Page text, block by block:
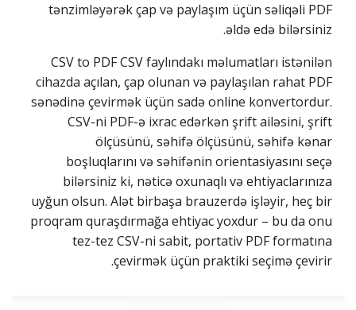
tənzimləyərək çap və paylaşım üçün səliqəli PDF
əldə edə bilərsiniz.
CSV to PDF CSV faylındakı məlumatları istənilən
cihazda açılan, çap olunan və paylaşılan rahat PDF
sənədinə çevirmək üçün sadə online konvertordur.
CSV-ni PDF-ə ixrac edərkən şrift ailəsini, şrift
ölçüsünü, səhifə ölçüsünü, səhifə kənar
boşluqlarını və səhifənin orientasiyasını seçə
bilərsiniz ki, nəticə oxunaqlı və ehtiyaclarınıza
uyğun olsun. Alət birbaşa brauzerdə işləyir, heç bir
proqram quraşdırmağa ehtiyac yoxdur – bu da onu
tez-tez CSV-ni sabit, portativ PDF formatına
çevirmək üçün praktiki seçimə çevirir.